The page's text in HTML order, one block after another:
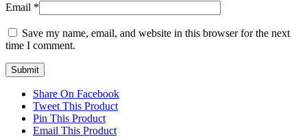
Email *
Save my name, email, and website in this browser for the next
time I comment.
Share On Facebook
Tweet This Product
Pin This Product
Email This Product